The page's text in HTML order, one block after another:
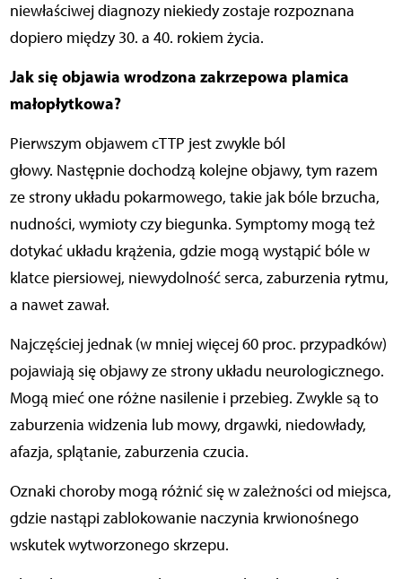
niewłaściwej diagnozy niekiedy zostaje rozpoznana
dopiero między 30. a 40. rokiem życia.
Jak się objawia wrodzona zakrzepowa plamica
małopłytkowa?
Pierwszym objawem cTTP jest zwykle ból
głowy. Następnie dochodzą kolejne objawy, tym razem
ze strony układu pokarmowego, takie jak bóle brzucha,
nudności, wymioty czy biegunka. Symptomy mogą też
dotykać układu krążenia, gdzie mogą wystąpić bóle w
klatce piersiowej, niewydolność serca, zaburzenia rytmu,
a nawet zawał.
Najczęściej jednak (w mniej więcej 60 proc. przypadków)
pojawiają się objawy ze strony układu neurologicznego.
Mogą mieć one różne nasilenie i przebieg. Zwykle są to
zaburzenia widzenia lub mowy, drgawki, niedowłady,
afazja, splątanie, zaburzenia czucia.
Oznaki choroby mogą różnić się w zależności od miejsca,
gdzie nastąpi zablokowanie naczynia krwionośnego
wskutek wytworzonego skrzepu.